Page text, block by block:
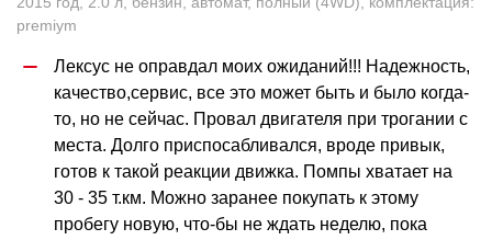
premiym
Лексус не оправдал моих ожиданий!!! Надежность,
качество,сервис, все это может быть и было когда-
то, но не сейчас. Провал двигателя при трогании с
места. Долго приспосабливался, вроде привык,
готов к такой реакции движка. Помпы хватает на
30 - 35 т.км. Можно заранее покупать к этому
пробегу новую, что-бы не ждать неделю, пока